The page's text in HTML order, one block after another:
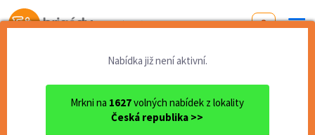
Od první brigády
Nabídka již není aktivní.
Mrkni na 1627volných nabídek z lokality
Česká republika >>
Operátor/ka bezpečnostní li...
další nabídky (42)BRIGÁDY PRAHA 4